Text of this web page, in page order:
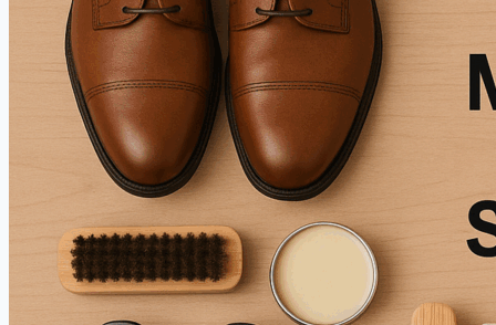
지,
신
발
속
에
숨
은
시
대
의